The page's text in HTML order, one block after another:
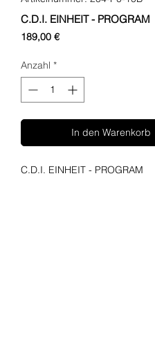
C.D.I. EINHEIT - PROGRAM
189,00 €Preis
Anzahl *
In den Warenkorb
C.D.I. EINHEIT - PROGRAM